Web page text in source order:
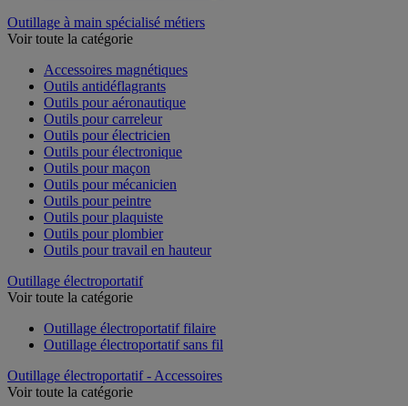
Outillage à main spécialisé métiers
Voir toute la catégorie
Accessoires magnétiques
Outils antidéflagrants
Outils pour aéronautique
Outils pour carreleur
Outils pour électricien
Outils pour électronique
Outils pour maçon
Outils pour mécanicien
Outils pour peintre
Outils pour plaquiste
Outils pour plombier
Outils pour travail en hauteur
Outillage électroportatif
Voir toute la catégorie
Outillage électroportatif filaire
Outillage électroportatif sans fil
Outillage électroportatif - Accessoires
Voir toute la catégorie